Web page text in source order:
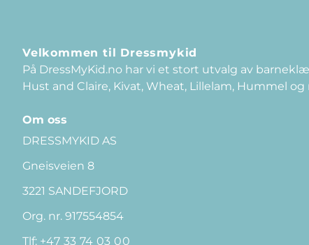
Velkommen til Dressmykid
På DressMyKid.no har vi et stort utvalg av
Hust and Claire, Kivat, Wheat, Lillelam, Hummel
Om oss
DRESSMYKID AS
Gneisveien 8
3221 SANDEFJORD
Org. nr. 917554854
Tlf: +47 33 74 03 00